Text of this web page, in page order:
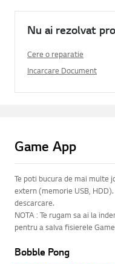
Nu ai rezolvat
Cere o reparatie
Incarcare Document
Game App
Te poti bucura de mai multe
extern (memorie USB,
descarcare.
NOTA : Te rugam sa ai la
pentru a salva fisierele
Bobble Pong